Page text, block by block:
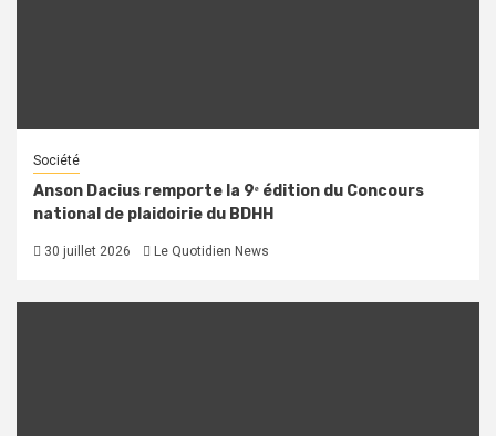
Société
Anson Dacius remporte la 9ᵉ édition du Concours
national de plaidoirie du BDHH
30 juillet 2026 Le Quotidien News